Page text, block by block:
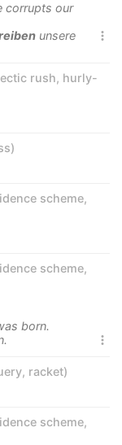
corrupts our

unsere
rush, hurly-
)
scheme,
scheme,
born.

, racket)
scheme,